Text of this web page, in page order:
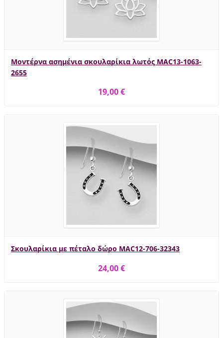
Μοντέρνα ασημένια σκουλαρίκια λωτός MAC13-1063-
2655
19,00 €
Σκουλαρίκια με πέταλο δώρο MAC12-706-32343
24,00 €